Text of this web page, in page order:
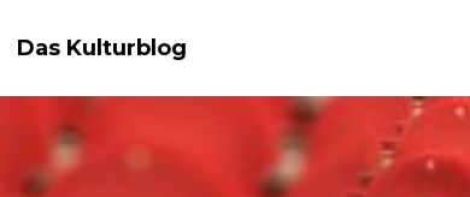
Das Kulturblog